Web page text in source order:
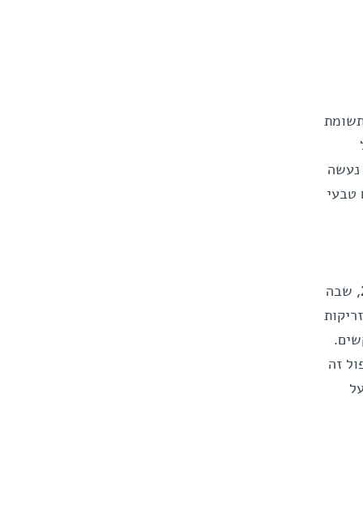
נעשה
טבעי
צעיר ונובעת ממתקפה של המערכת החיסונית על יצרני האינסולין בלבלב (תאי בטא), וסוכרת מסוג 2, שבה
בחולי סוכרת מסוג 1, אך טיפול זה